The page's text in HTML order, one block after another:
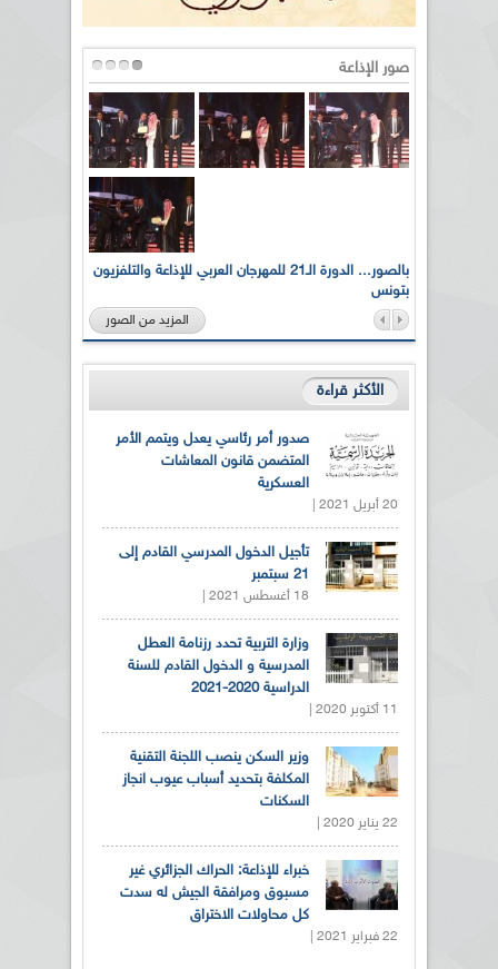
صور الإذاعة
بالصور... الدورة الـ21 للمهرجان العربي للإذاعة والتلفزيون
بتونس
المزيد من الصور
الأكثر قراءة
صدور أمر رئاسي يعدل ويتمم الأمر
المتضمن قانون المعاشات
العسكرية
20 أبريل 2021 |
تأجيل الدخول المدرسي القادم إلى
21 سبتمبر
18 أغسطس 2021 |
وزارة التربية تحدد رزنامة العطل
المدرسية و الدخول القادم للسنة
الدراسية 2020-2021
11 أكتوبر 2020 |
وزير السكن ينصب اللجنة التقنية
المكلفة بتحديد أسباب عيوب انجاز
السكنات
22 يناير 2020 |
خبراء للإذاعة: الحراك الجزائري غير
مسبوق ومرافقة الجيش له سدت
كل محاولات الاختراق
22 فبراير 2021 |